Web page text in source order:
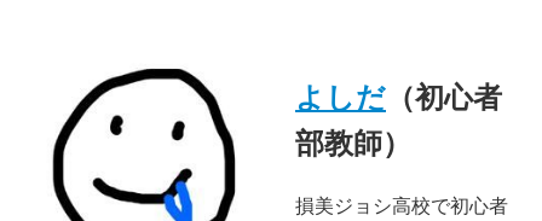
よしだ （初心者
部教師）
損美ジョシ高校で初心者